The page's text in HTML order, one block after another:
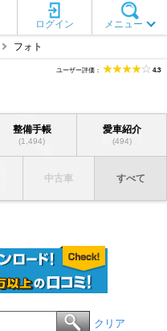
メニュー
ログイン
フォト
ユーザー評価： 4.3
整備手帳
(1,494)
愛車紹介
(494)
中古車 すべて
クリア